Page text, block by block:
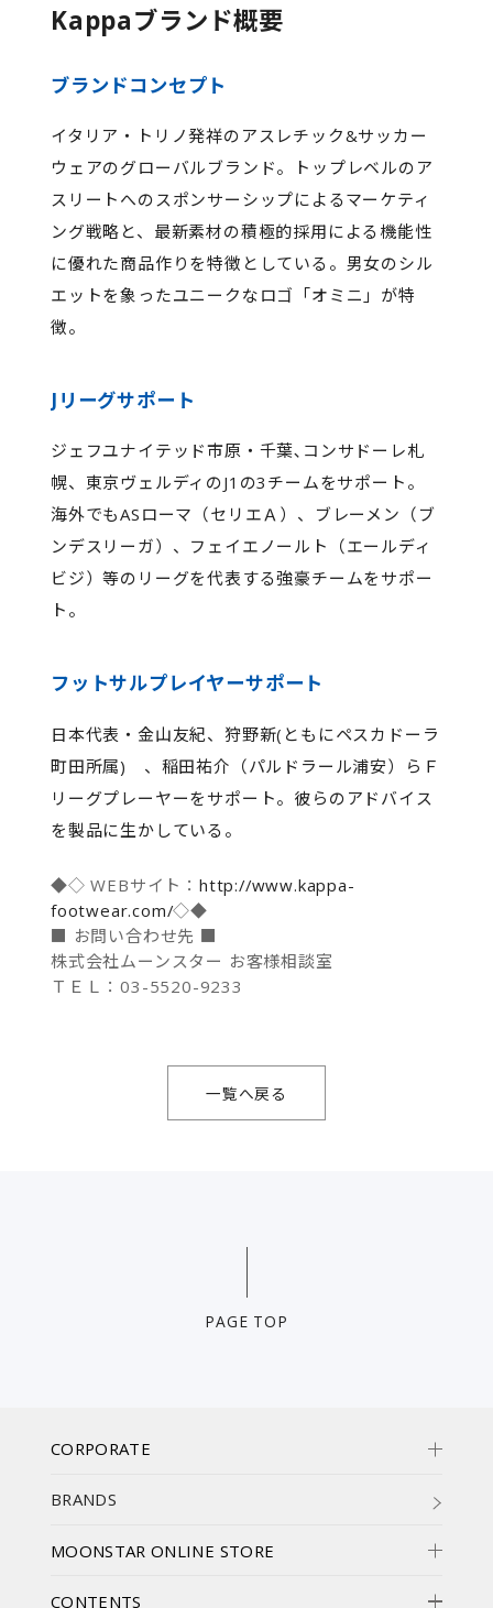
Kappaブランド概要
ブランドコンセプト
イタリア・トリノ発祥のアスレチック&サッカー
ウェアのグローバルブランド。トップレベルのア
スリートへのスポンサーシップによるマーケティ
ング戦略と、最新素材の積極的採用による機能性
に優れた商品作りを特徴としている。男女のシル
エットを象ったユニークなロゴ「オミニ」が特
徴。
Jリーグサポート
ジェフユナイテッド市原・千葉､コンサドーレ札
幌、東京ヴェルディのJ1の3チームをサポート。
海外でもASローマ（セリエＡ）、ブレーメン（ブ
ンデスリーガ）、フェイエノールト（エールディ
ビジ）等のリーグを代表する強豪チームをサポー
ト。
フットサルプレイヤーサポート
日本代表・金山友紀、狩野新(ともにペスカドーラ
町田所属) 、稲田祐介（パルドラール浦安）らＦ
リーグプレーヤーをサポート。彼らのアドバイス
を製品に生かしている。
◆◇ WEBサイト： http://www.kappa-
footwear.com/◇◆
■ お問い合わせ先 ■
株式会社ムーンスター お客様相談室
ＴＥＬ：03-5520-9233
一覧へ戻る
PAGE TOP
CORPORATE
BRANDS
MOONSTAR ONLINE STORE
CONTENTS